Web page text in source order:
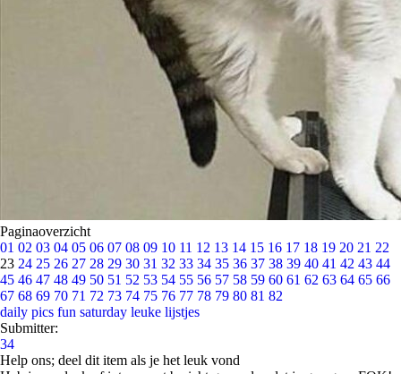
Paginaoverzicht
01 02 03 04 05 06 07 08 09 10 11 12 13 14 15 16 17 18 19 20 21 22
23 24 25 26 27 28 29 30 31 32 33 34 35 36 37 38 39 40 41 42 43 44
45 46 47 48 49 50 51 52 53 54 55 56 57 58 59 60 61 62 63 64 65 66
67 68 69 70 71 72 73 74 75 76 77 78 79 80 81 82
daily pics fun saturday leuke lijstjes
Submitter:
34
Help ons; deel dit item als je het leuk vond